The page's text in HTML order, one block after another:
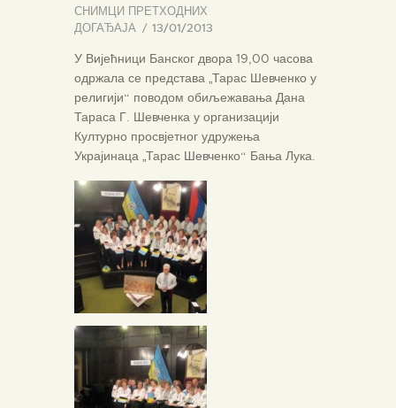
СНИМЦИ ПРЕТХОДНИХ
ДОГАЂАЈА
13/01/2013
У Вијећници Банског двора 19,00 часова
одржала се представа „Тарас Шевченко у
религији“ поводом обиљежавања Дана
Тараса Г. Шевченка у организацији
Културно просвјетног удружења
Украјинаца „Тарас Шевченко“ Бања Лука.